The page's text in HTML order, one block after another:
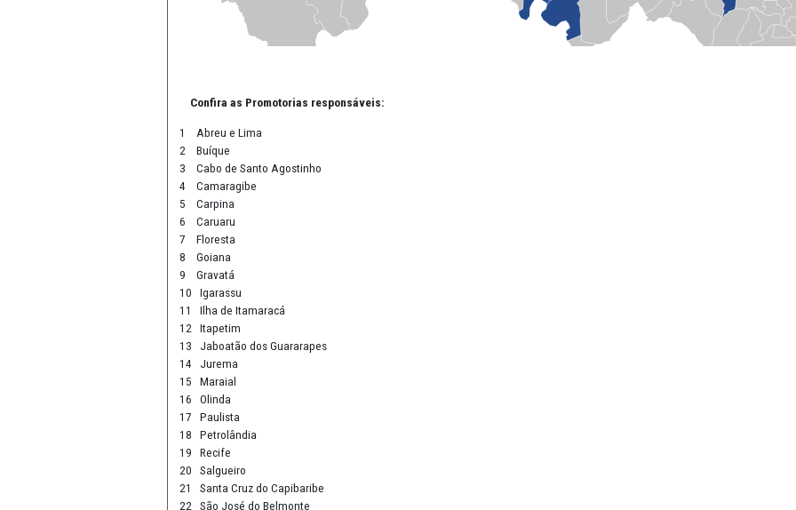
fase de planejamento;
2ª Promotoria de Justiça de Serra Talhada: Agosto/2024. Reestruturação do Cargo de
nomeação e exoneração, agora como função gratificada a ser exercida por um dos servidores de
2ª Promotoria de Justiça de Defesa da Cidadania do Cabo de Santo Agostinho: Julho/2024.
de Lei ALE nº 26/2024, de 25 de julho de 2024, que não foi apreciado pelo Poder Legislativo. Novo